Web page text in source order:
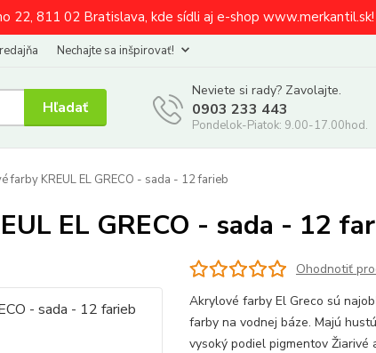
22, 811 02 Bratislava, kde sídli aj e-shop www.merkantil.sk!
Nechajte sa inšpirovať!
Hľadať
Neviete si rady? Zavolajte.
0903 233 443
Pondelok-Piatok: 9.00-17.00hod.
farby KREUL EL GRECO - sada - 12 farieb
EL GRECO - sada - 12
Ohodnotiť
Akrylové farby El Greco sú
farby na vodnej báze. Majú
vysoký podiel pigmentov